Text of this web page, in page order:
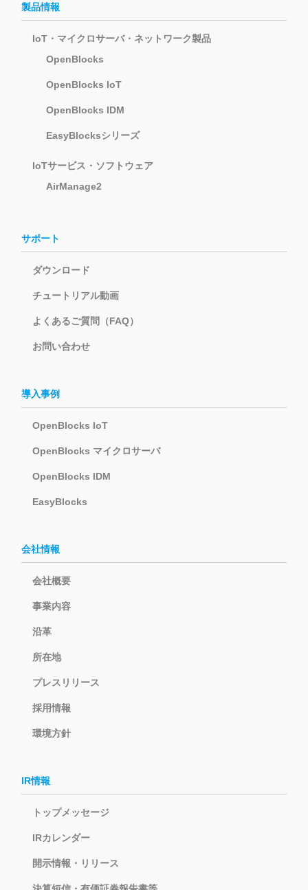
製品情報
IoT・マイクロサーバ・ネットワーク製品
OpenBlocks
OpenBlocks IoT
OpenBlocks IDM
EasyBlocksシリーズ
IoTサービス・ソフトウェア
AirManage2
サポート
ダウンロード
チュートリアル動画
よくあるご質問（FAQ）
お問い合わせ
導入事例
OpenBlocks IoT
OpenBlocks マイクロサーバ
OpenBlocks IDM
EasyBlocks
会社情報
会社概要
事業内容
沿革
所在地
プレスリリース
採用情報
環境方針
IR情報
トップメッセージ
IRカレンダー
開示情報・リリース